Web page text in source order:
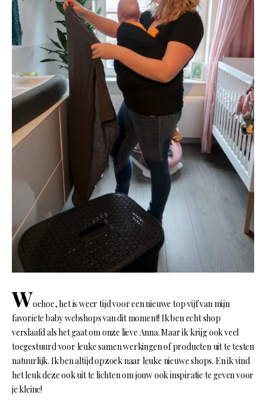
Woehoe, het is weer tijd voor een nieuwe top vijf van mijn
favoriete baby webshops van dit moment! Ik ben echt shop
verslaafd als het gaat om onze lieve Anna. Maar ik krijg ook veel
toegestuurd voor leuke samen werkingen of producten uit te testen
natuurlijk. Ik ben altijd opzoek naar leuke nieuwe shops. En ik vind
het leuk deze ook uit te lichten om jouw ook inspiratie te geven voor
je kleine!